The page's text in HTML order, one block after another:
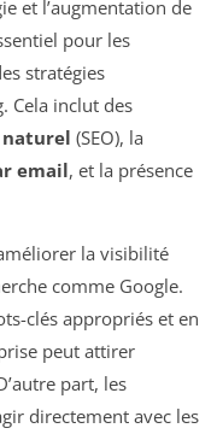
et l’augmentation de
pour les
stratégies
Cela inclut des
(SEO), la
email, et la présence
la visibilité
comme Google.
clés appropriés et en
peut attirer
part, les
directement avec les